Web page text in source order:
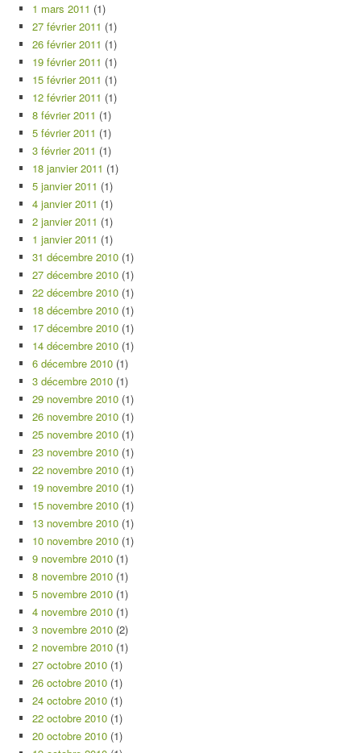
1 mars 2011 (1)
27 février 2011 (1)
26 février 2011 (1)
19 février 2011 (1)
15 février 2011 (1)
12 février 2011 (1)
8 février 2011 (1)
5 février 2011 (1)
3 février 2011 (1)
18 janvier 2011 (1)
5 janvier 2011 (1)
4 janvier 2011 (1)
2 janvier 2011 (1)
1 janvier 2011 (1)
31 décembre 2010 (1)
27 décembre 2010 (1)
22 décembre 2010 (1)
18 décembre 2010 (1)
17 décembre 2010 (1)
14 décembre 2010 (1)
6 décembre 2010 (1)
3 décembre 2010 (1)
29 novembre 2010 (1)
26 novembre 2010 (1)
25 novembre 2010 (1)
23 novembre 2010 (1)
22 novembre 2010 (1)
19 novembre 2010 (1)
15 novembre 2010 (1)
13 novembre 2010 (1)
10 novembre 2010 (1)
9 novembre 2010 (1)
8 novembre 2010 (1)
5 novembre 2010 (1)
4 novembre 2010 (1)
3 novembre 2010 (2)
2 novembre 2010 (1)
27 octobre 2010 (1)
26 octobre 2010 (1)
24 octobre 2010 (1)
22 octobre 2010 (1)
20 octobre 2010 (1)